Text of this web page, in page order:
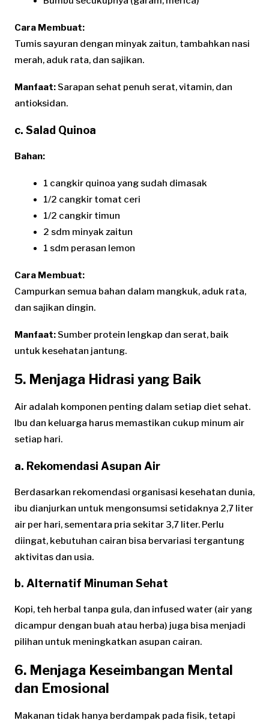
Cara Membuat:
Tumis sayuran dengan minyak zaitun, tambahkan nasi
merah, aduk rata, dan sajikan.
Manfaat:Sarapan sehat penuh serat, vitamin, dan
antioksidan.
c. Salad Quinoa
Bahan:
1 cangkir quinoa yang sudah dimasak
1/2 cangkir tomat ceri
1/2 cangkir timun
2 sdm minyak zaitun
1 sdm perasan lemon
Cara Membuat:
Campurkan semua bahan dalam mangkuk, aduk rata,
dan sajikan dingin.
Manfaat:Sumber protein lengkap dan serat, baik
untuk kesehatan jantung.
5. Menjaga Hidrasi yang Baik
Air adalah komponen penting dalam setiap diet sehat.
Ibu dan keluarga harus memastikan cukup minum air
setiap hari.
a. Rekomendasi Asupan Air
Berdasarkan rekomendasi organisasi kesehatan dunia,
ibu dianjurkan untuk mengonsumsi setidaknya 2,7 liter
air per hari, sementara pria sekitar 3,7 liter. Perlu
diingat, kebutuhan cairan bisa bervariasi tergantung
aktivitas dan usia.
b. Alternatif Minuman Sehat
Kopi, teh herbal tanpa gula, dan infused water (air yang
dicampur dengan buah atau herba) juga bisa menjadi
pilihan untuk meningkatkan asupan cairan.
6. Menjaga Keseimbangan Mental
dan Emosional
Makanan tidak hanya berdampak pada fisik, tetapi